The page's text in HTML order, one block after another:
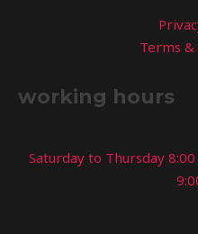
Terms
working hours
Saturday to Thursday